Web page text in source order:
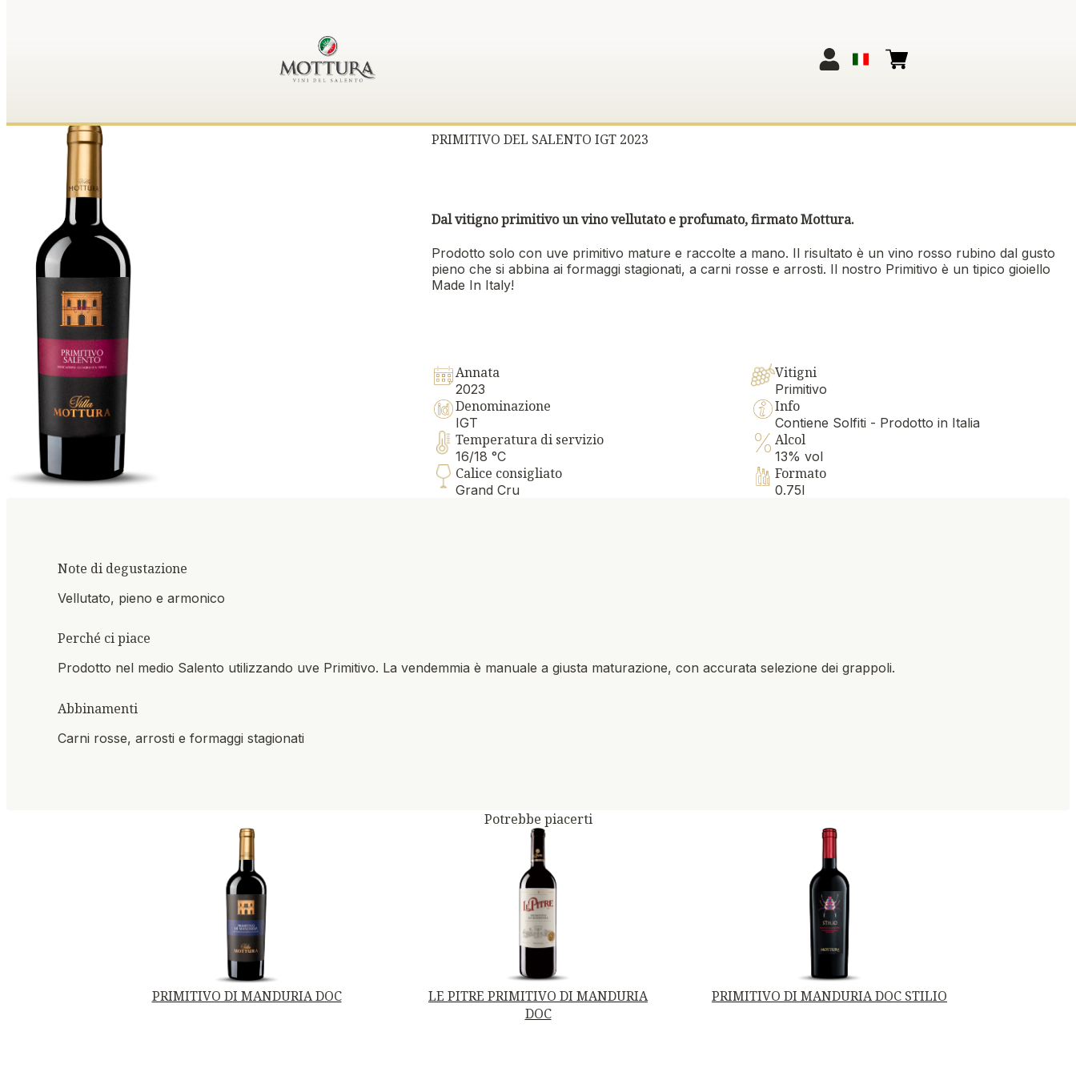
PRIMITIVO DEL SALENTO IGT 2023
Dal vitigno primitivo un vino vellutato e profumato, firmato Mottura.
Prodotto solo con uve primitivo mature e raccolte a mano. Il risultato è un vino rosso rubino dal gusto
pieno che si abbina ai formaggi stagionati, a carni rosse e arrosti. Il nostro Primitivo è un tipico gioiello
Made In Italy!
Annata
2023
Vitigni
Primitivo
Denominazione
IGT
Info
Contiene Solfiti - Prodotto in Italia
Temperatura di servizio
16/18 °C
Alcol
13% vol
Calice consigliato
Grand Cru
Formato
0.75l
Note di degustazione
Vellutato, pieno e armonico
Perché ci piace
Prodotto nel medio Salento utilizzando uve Primitivo. La vendemmia è manuale a giusta maturazione, con accurata selezione dei grappoli.
Abbinamenti
Carni rosse, arrosti e formaggi stagionati
Potrebbe piacerti
PRIMITIVO DI MANDURIA DOC
LE PITRE PRIMITIVO DI MANDURIA
DOC
PRIMITIVO DI MANDURIA DOC STILIO